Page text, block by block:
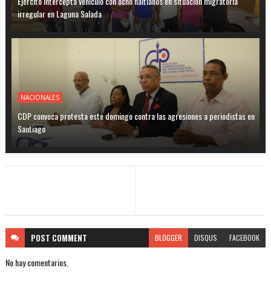
irregular en Laguna Salada
NACIONALES
CDP convoca protesta este domingo contra las agresiones a periodistas en
Santiago
POST COMMENT BLOGGER DISQUS FACEBOOK
No hay comentarios.